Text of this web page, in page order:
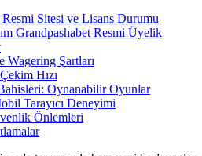
Sitesi ve Lisans Durumu
Grandpashabet Resmi Üyelik
Wagering Şartları
Hızı
Oynanabilir Oyunlar
Tarayıcı Deneyimi
Önlemleri